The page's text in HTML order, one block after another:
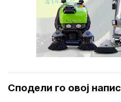
Сподели го овој напис